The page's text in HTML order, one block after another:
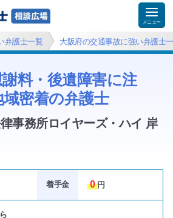
弁護士一覧 大阪府の交通事故に強い弁護士
料・後遺障害に注
密着の弁護士
事務所ロイヤーズ・ハイ 岸
着手金 0 円